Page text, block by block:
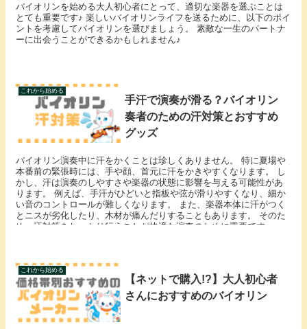
バイオリンを始める大人初心者にとって、適切な楽器を選ぶことは
とても重要です♪ 楽しいバイオリンライフを送るために、以下のポイ
ントを考慮してバイオリンを選びましょう。 素敵な一生のパートナ
ーに出会うことができるかもしれません♪
これから始める
手汗で演奏が滑る？バイオリン
奏者のための汗対策とおすすめ
グッズ
バイオリン演奏中に汗をかくことは珍しくありません。 特に夏場や
本番前の緊張時には、手や顔、首元に汗をかきやすくなります。 し
かし、汗は演奏のしやすさや楽器の状態に影響を与える可能性があ
ります。 例えば、手汗がひどいと指板や弦が滑りやすくなり、細か
い音のコントロールが難しくなります。 また、楽器本体に汗がつく
とニスが劣化したり、木材が痛んだりすることもあります。 そのた
め、汗対策をしっかり行うことが快適な演奏のために重要です。
これから始める
【ネットで購入!?】大人初心者
さんにおすすめのバイオリン